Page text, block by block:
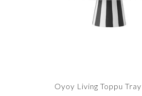
Oyoy Living Toppu